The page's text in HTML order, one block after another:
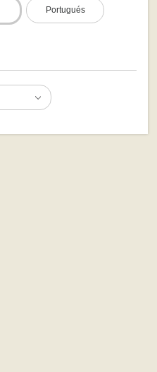
Portugués